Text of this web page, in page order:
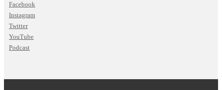
Facebook
Instagram
Twitter
YouTube
Podcast